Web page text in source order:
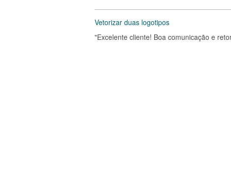
Vetorizar duas logotipos
"Excelente cliente! Boa comunicação e